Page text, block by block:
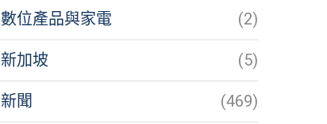
數位產品與家電 (2)
新加坡 (5)
新聞 (469)